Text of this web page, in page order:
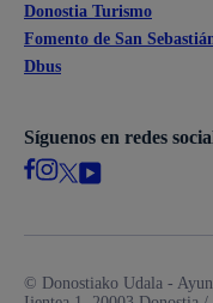
Donostia Turismo
Fomento de San
Dbus
Síguenos en redes
© Donostiako Udala -